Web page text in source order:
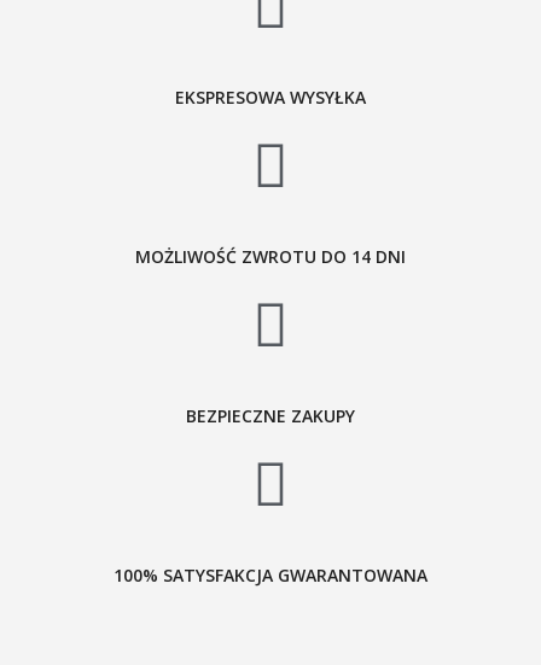
EKSPRESOWA WYSYŁKA
MOŻLIWOŚĆ ZWROTU DO 14 DNI
BEZPIECZNE ZAKUPY
100% SATYSFAKCJA GWARANTOWANA